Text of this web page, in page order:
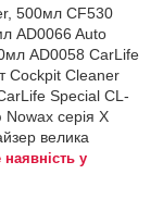
500мл CF530
AD0066 Auto
AD0058 CarLife
Cockpit Cleaner
Special CL-
серія X
велика
у